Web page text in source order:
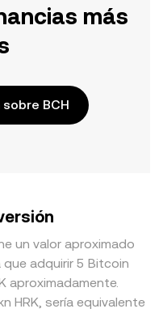
más
BCH
un valor aproximado
adquirir 5 Bitcoin
aproximadamente.
HRK, sería equivalente